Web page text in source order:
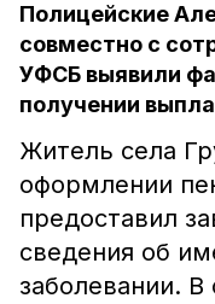
Полицейские
совместно с
УФСБ выявили
получении
Житель села
оформлении
предоставил
сведения об
заболевании. В